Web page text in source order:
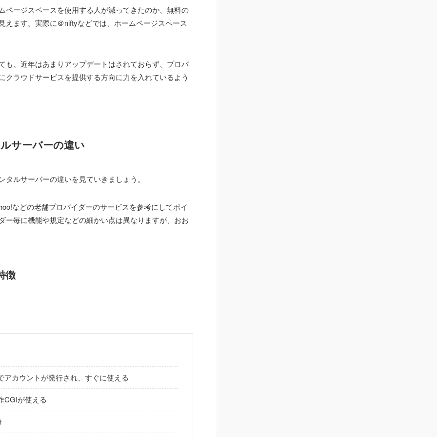
ページスペースを使用する人が減ってきたのか、無料の
えます。実際に＠niftyなどでは、ホームページスペース
も、近年はあまりアップデートはされておらず、プロバ
ラウドサービスを提供する方向に力を入れているよう
サーバーの違い
ルサーバーの違いを見ていきましょう。
などの老舗プロバイダーのサービスを参考にしてポイ
ー毎に機能や規定などの細かい点は異なりますが、おお
徴
カウントが発行され、すぐに使える
CGIが使える